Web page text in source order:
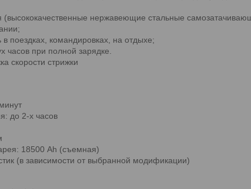
(высококачественные нержавеющие стальные
в поездках, командировках, на отдыхе;
часов при полной зарядке.
скорости стрижки
до 2-х часов
18500 Аh (съемная)
(в зависимости от выбранной модификации)